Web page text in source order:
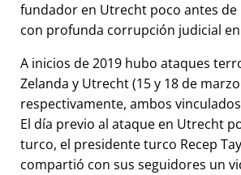
fundador en Utrecht poco antes de
con profunda corrupción judicial en
A inicios de 2019 hubo ataques
Zelanda y Utrecht (15 y 18 de marzo
respectivamente, ambos
El día previo al ataque en Utrecht
turco, el presidente turco Recep
compartió con sus seguidores un